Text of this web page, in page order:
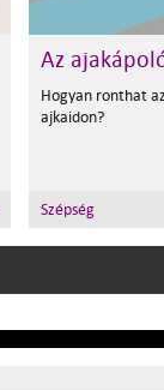
Az
Hogyan ronthat
ajkaidon?
Szépség